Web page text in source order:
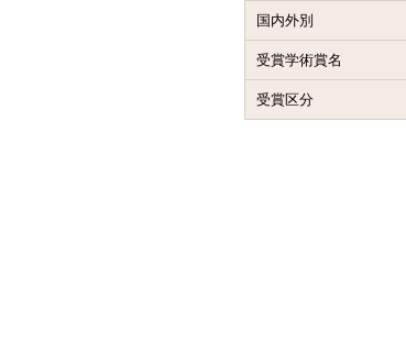
国内外別
受賞学術賞名
受賞区分